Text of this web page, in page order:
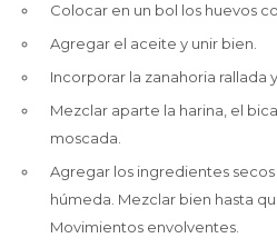
Colocar en un bol los huevos
Agregar el aceite y unir bien.
Incorporar la zanahoria rallada
Mezclar aparte la harina, el
moscada.
Agregar los ingredientes
húmeda. Mezclar bien hasta
Movimientos envolventes.
Atención